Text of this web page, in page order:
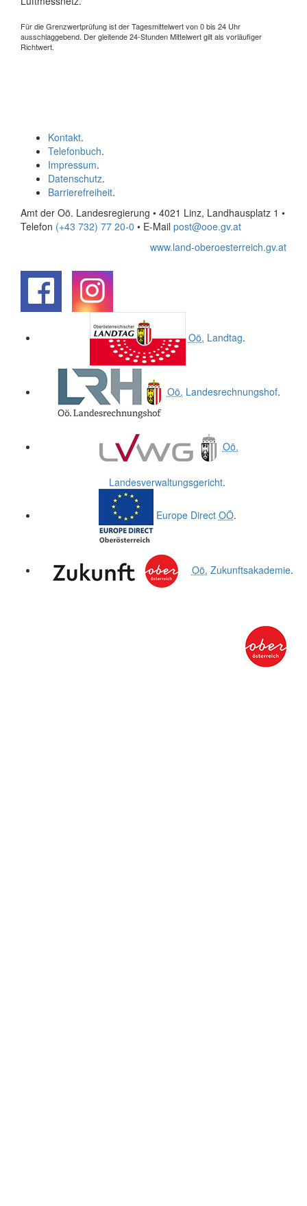
Für die Grenzwertprüfung ist der Tagesmittelwert von 0 bis 24 Uhr
ausschlaggebend. Der gleitende 24-Stunden Mittelwert gilt als vorläufiger
Richtwert.
Kontakt.
Telefonbuch.
Impressum.
Datenschutz.
Barrierefreiheit.
Amt der Oö. Landesregierung • 4021 Linz, Landhausplatz 1 •
Telefon (+43 732) 77 20-0 • E-Mail post@ooe.gv.at
www.land-oberoesterreich.gv.at
Oö. Landtag.
Oö. Landesrechnungshof.
Oö.
Landesverwaltungsgericht.
Europe Direct OÖ.
Oö. Zukunftsakademie.